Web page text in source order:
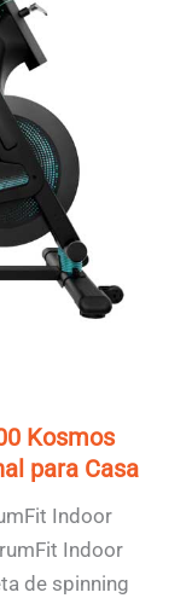
Kosmos
para Casa
Indoor
Indoor
de spinning